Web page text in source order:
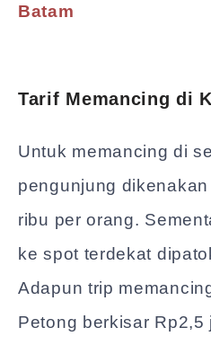
Batam
Tarif Memancing di
Untuk memancing di
pengunjung
ribu per orang.
ke spot terdekat
Adapun trip
Petong berkisar